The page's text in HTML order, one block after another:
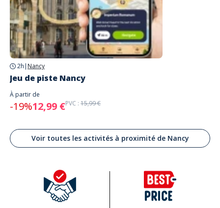
2h | Nancy
Jeu de piste Nancy
À partir de
-19%12,99 €PVC : 15,99 €
Voir toutes les activités à proximité de Nancy